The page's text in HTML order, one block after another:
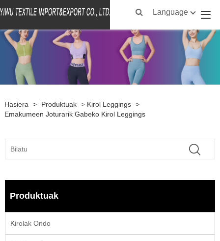
Language
Hasiera > Produktuak > Kirol Leggings >
Emakumeen Joturarik Gabeko Kirol Leggings
Produktuak
Kirolak Ondo